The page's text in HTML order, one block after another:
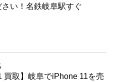
さい！名鉄岐阜駅すぐ
買取】岐阜でiPhone 11を売